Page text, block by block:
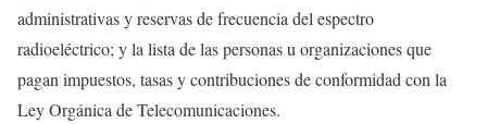
administrativas y reservas de frecuencia del espectro
radioeléctrico; y la lista de las personas u organizaciones que
pagan impuestos, tasas y contribuciones de conformidad con la
Ley Orgánica de Telecomunicaciones.